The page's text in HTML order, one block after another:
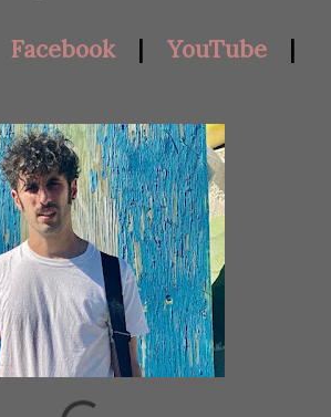
Facebook| YouTube|